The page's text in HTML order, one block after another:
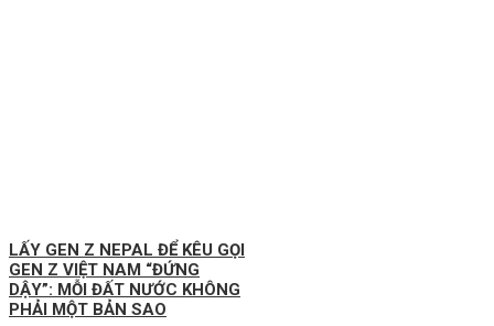
LẤY GEN Z NEPAL ĐỂ KÊU GỌI
GEN Z VIỆT NAM “ĐỨNG
DẬY”: MỖI ĐẤT NƯỚC KHÔNG
PHẢI MỘT BẢN SAO